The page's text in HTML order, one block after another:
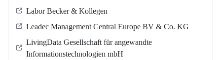
Labor Becker & Kollegen
Leadec Management Central Europe BV & Co. KG
LivingData Gesellschaft für angewandte
Informationstechnologien mbH